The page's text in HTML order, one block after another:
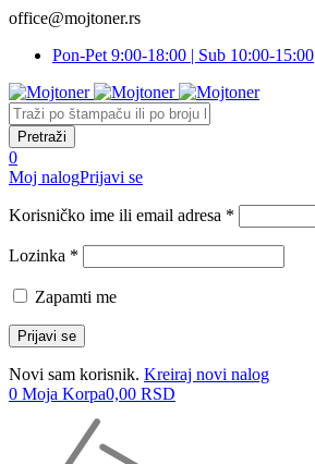
office@mojtoner.rs
Pon-Pet 9:00-18:00 | Sub 10:00-15:00
0
Moj nalogPrijavi se
Korisničko ime ili email adresa *
Lozinka *
Zapamti me
Novi sam korisnik. Kreiraj novi nalog
0 Moja Korpa0,00 RSD